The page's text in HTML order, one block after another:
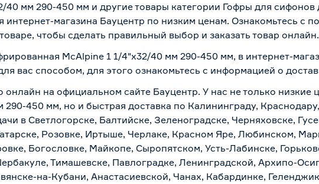
40 мм 290-450 мм и другие товары категории Гофры для сифонов
магазина Бауцентр по низким ценам. Ознакомьтесь с
чтобы сделать правильный выбор и заказать товар онлайн.
McAlpine 1 1/4"х32/40 мм 290-450 мм, в интернет-
вас способом, для этого ознакомьтесь с информацией о
онлайн на официальном сайте Бауцентр. У нас не только низкие
450 мм, но и быстрая доставка по Калининграду,
в Светлогорске, Балтийске, Зеленоградске, Черняховске,
Розовке, Иртыше, Черлаке, Красном Яре, Любинском,
Богословке, Майкопе, Сыропятском, Усть-Лабинске,
Тимашевске, Павлоградке, Ленинградской, Архипо-
на-Кубани, Анастасиевской, Чанах, Кабардинке,